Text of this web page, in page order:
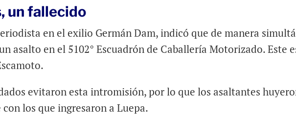
un fallecido
en el exilio Germán Dam, indicó que de manera
asalto en el 5102° Escuadrón de Caballería Motorizado. Este
evitaron esta intromisión, por lo que los asaltantes
los que ingresaron a Luepa.